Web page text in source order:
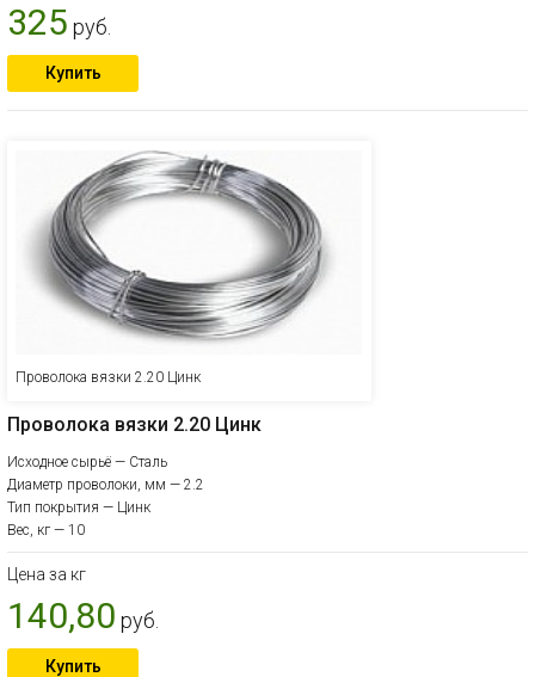
325 руб.
Купить
Проволока вязки 2.20 Цинк
Проволока вязки 2.20 Цинк
Исходное сырьё — Сталь
Диаметр проволоки, мм — 2.2
Тип покрытия — Цинк
Вес, кг — 10
Цена за кг
140,80 руб.
Купить